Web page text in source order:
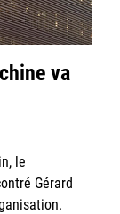
va
le
Gérard